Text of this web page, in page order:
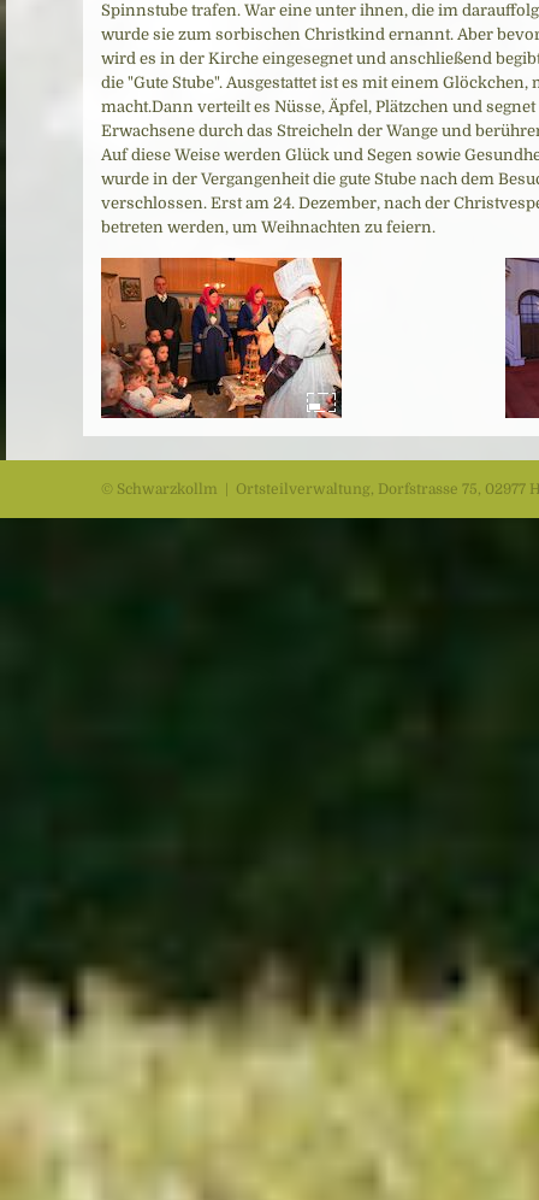
Spinnstube trafen. War eine unter ihnen, die im
wurde sie zum sorbischen Christkind ernannt. Aber
wird es in der Kirche eingesegnet und anschließend
die "Gute Stube". Ausgestattet ist es mit einem
macht.Dann verteilt es Nüsse, Äpfel, Plätzchen und
Erwachsene durch das Streicheln der Wange und
Auf diese Weise werden Glück und Segen sowie
wurde in der Vergangenheit die gute Stube nach dem
verschlossen. Erst am 24. Dezember, nach der
betreten werden, um Weihnachten zu feiern.
© Schwarzkollm | Ortsteilverwaltung, Dorfstrasse 75, 02977